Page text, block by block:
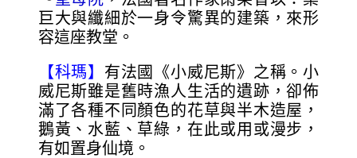
巨大與纖細於一身令驚異的建築，來形
容這座教堂。
【科瑪】 有法國《小威尼斯》之稱。小
威尼斯雖是舊時漁人生活的遺跡，卻佈
滿了各種不同顏色的花草與半木造屋，
鵝黃、水藍、草綠，在此或用或漫步，
有如置身仙境。